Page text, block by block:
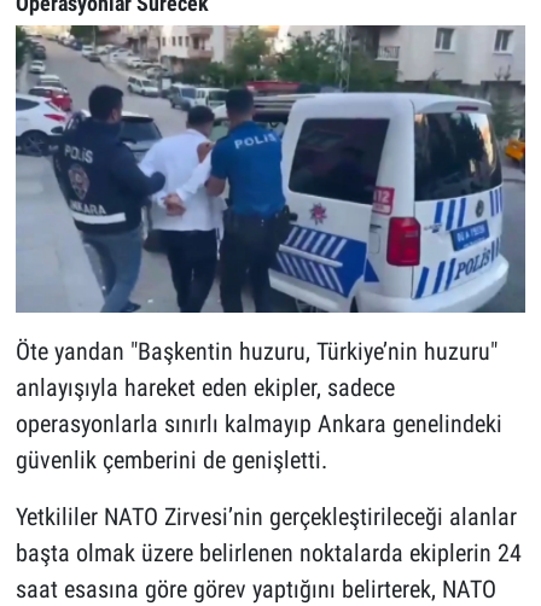
Öte yandan "Başkentin huzuru, Türkiye’nin huzuru"
anlayışıyla hareket eden ekipler, sadece
operasyonlarla sınırlı kalmayıp Ankara genelindeki
güvenlik çemberini de genişletti.
Yetkililer NATO Zirvesi’nin gerçekleştirileceği alanlar
başta olmak üzere belirlenen noktalarda ekiplerin 24
saat esasına göre görev yaptığını belirterek, NATO